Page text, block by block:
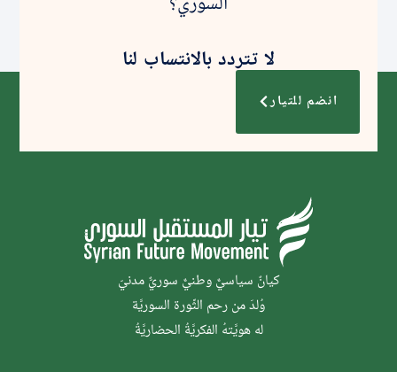
لا تتردد بالانتساب لنا
انضم للتيار
كيانٌ سياسيٌّ وطنيٌّ سوريٌّ مدنيّ
وُلدَ من رحم الثَّورة السوريَّة
له هويَّتهُ الفكريَّةُ الحضاريَّةُ